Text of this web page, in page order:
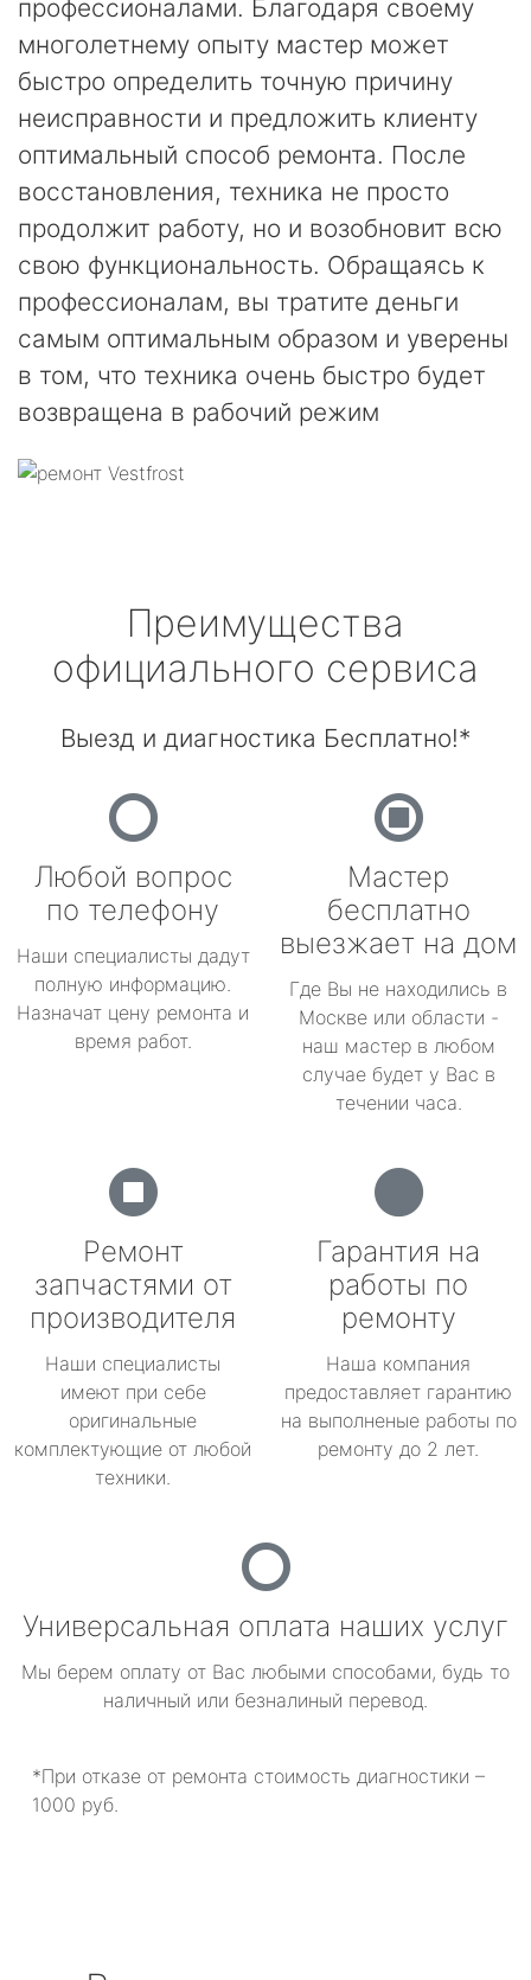
профессионалами. Благодаря своему
многолетнему опыту мастер может
быстро определить точную причину
неисправности и предложить клиенту
оптимальный способ ремонта. После
восстановления, техника не просто
продолжит работу, но и возобновит всю
свою функциональность. Обращаясь к
профессионалам, вы тратите деньги
самым оптимальным образом и уверены
в том, что техника очень быстро будет
возвращена в рабочий режим
Преимущества
официального сервиса
Выезд и диагностика Бесплатно!*
Любой вопрос
по телефону
Наши специалисты дадут
полную информацию.
Назначат цену ремонта и
время работ.
Мастер
бесплатно
выезжает на дом
Где Вы не находились в
Москве или области -
наш мастер в любом
случае будет у Вас в
течении часа.
Ремонт
запчастями от
производителя
Наши специалисты
имеют при себе
оригинальные
комплектующие от любой
техники.
Гарантия на
работы по
ремонту
Наша компания
предоставляет гарантию
на выполненые работы по
ремонту до 2 лет.
Универсальная оплата наших услуг
Мы берем оплату от Вас любыми способами, будь то
наличный или безналиный перевод.
*При отказе от ремонта стоимость диагностики –
1000 руб.